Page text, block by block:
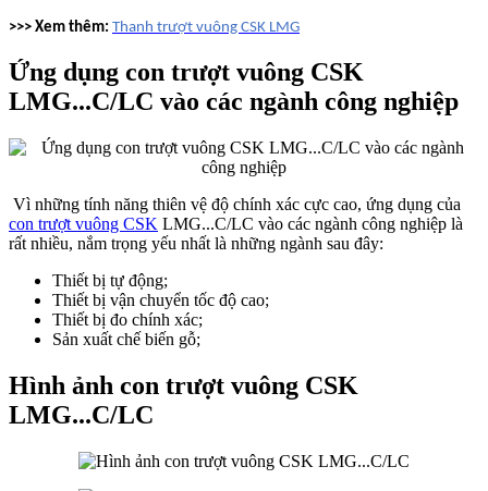
>>> Xem thêm: Thanh trượt vuông CSK LMG
Ứng dụng con trượt vuông CSK
LMG...C/LC vào các ngành công nghiệp
Vì những tính năng thiên vệ độ chính xác cực cao, ứng dụng của
con trượt vuông CSK LMG...C/LC vào các ngành công nghiệp là
rất nhiều, nắm trọng yếu nhất là những ngành sau đây:
Thiết bị tự động;
Thiết bị vận chuyển tốc độ cao;
Thiết bị đo chính xác;
Sản xuất chế biến gỗ;
Hình ảnh con trượt vuông CSK
LMG...C/LC